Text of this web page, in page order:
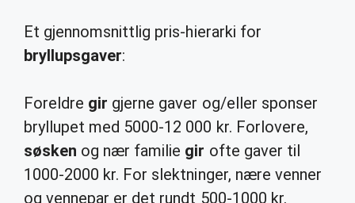
Et gjennomsnittlig pris-hierarki for
bryllupsgaver:
Foreldre gir gjerne gaver og/eller sponser
bryllupet med 5000-12 000 kr. Forlovere,
søsken og nær familie gir ofte gaver til
1000-2000 kr. For slektninger, nære venner
og vennepar er det rundt 500-1000 kr.